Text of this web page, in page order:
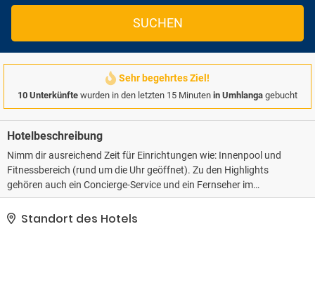
SUCHEN
Sehr begehrtes Ziel!
10 Unterkünfte wurden in den letzten 15 Minuten in Umhlanga gebucht
Hotelbeschreibung
Nimm dir ausreichend Zeit für Einrichtungen wie: Innenpool und
Fitnessbereich (rund um die Uhr geöffnet). Zu den Highlights
gehören auch ein Concierge-Service und ein Fernseher im
öffentlichen Bereich.. Zum Angebot gehören ein
Textilreinigungsservice, mehrsprachiges Personal und ein Aufzug.
Standort des Hotels